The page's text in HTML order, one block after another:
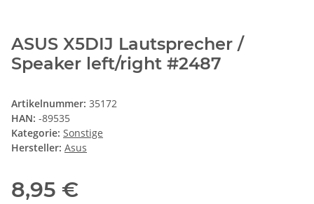
ASUS X5DIJ Lautsprecher /
Speaker left/right #2487
Artikelnummer: 35172
HAN: -89535
Kategorie: Sonstige
Hersteller: Asus
8,95 €